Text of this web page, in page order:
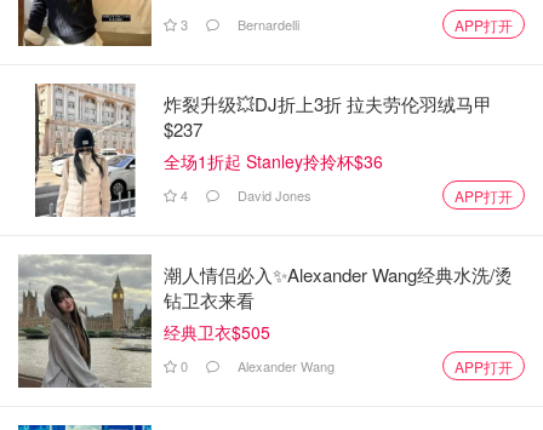
3 Bernardelli APP打开
炸裂升级💥DJ折上3折 拉夫劳伦羽绒马甲
$237
全场1折起 Stanley拎拎杯$36
4 David Jones APP打开
潮人情侣必入✨Alexander Wang经典水洗/烫
钻卫衣来看
经典卫衣$505
0 Alexander Wang APP打开